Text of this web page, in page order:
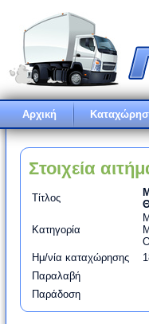
Αρχική
Στοιχεία
Τίτλος
Κατηγορία
Ημ/νία καταχώρησης
Παραλαβή
Παράδοση